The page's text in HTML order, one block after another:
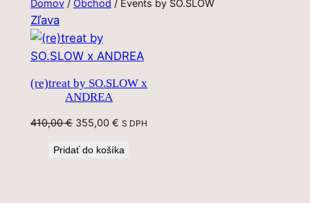
Domov/ Obchod / Events by SO.SLOW
ZľavaZľavnený
produkt
(re)treat by SO.SLOW x
ANDREA
410,00€ Pôvodná
bola:
355,00€ Aktuálna
je:
S DPH
Pridať do košíka